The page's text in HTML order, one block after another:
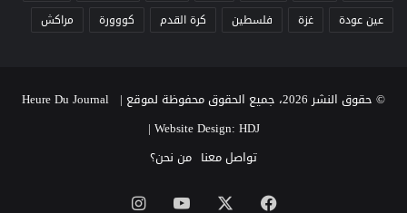
عين عودة
غزة فلسطين كرة القدم كووورة مراكش
© حقوق النشر 2026، جميع الحقوق محفوظة لموقع Heure Du Journal |
Website Design: HDJ
|
تواصل معنا من نحن؟
فيسبوك ‫YouTube